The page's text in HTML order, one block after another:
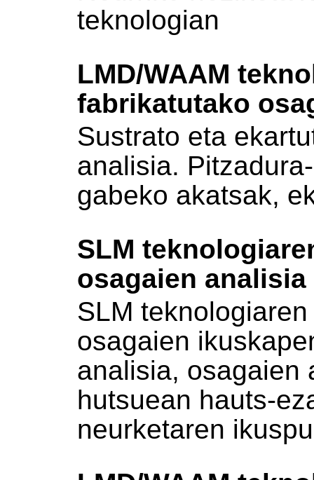
teknologian
LMD/WAAM
fabrikatutako
Sustrato eta
analisia.
gabeko akatsak,
SLM
osagaien
SLM
osagaien
analisia, osagaien
hutsuean hauts-
neurketaren